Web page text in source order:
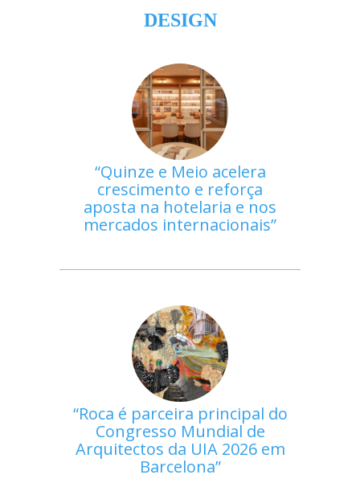
DESIGN
Quinze e Meio acelera
crescimento e reforça
aposta na hotelaria e nos
mercados internacionais
Roca é parceira principal do
Congresso Mundial de
Arquitectos da UIA 2026 em
Barcelona